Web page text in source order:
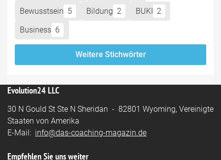
Bewusstsein 5 Bildung 2 BUKI 2
Business 6
Weitere Stichwörter
Evolution24 LLC
30 N Gould St Ste N Sheridan - 82801 Wyoming, Vereinigte
Staaten von Amerika
E-Mail: info@das-coaching-magazin.de
Empfehlen Sie uns weiter